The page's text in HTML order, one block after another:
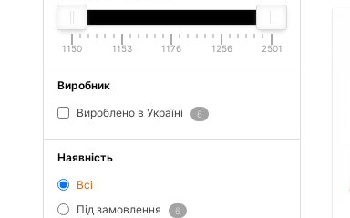
1150 1153 1176 1256 2501
Виробник
Вироблено в Україні 6
Наявність
Всі
Під замовлення
6